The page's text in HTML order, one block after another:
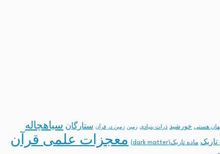
هستی خورشید ذرات بنیادی زمین زمین در قرآن ستارگان سیاهچاله
تاریک ماده تاریک(dark matter) معجزات علمی قرآن